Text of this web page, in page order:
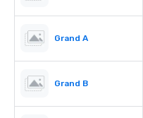
Grand A
Grand B